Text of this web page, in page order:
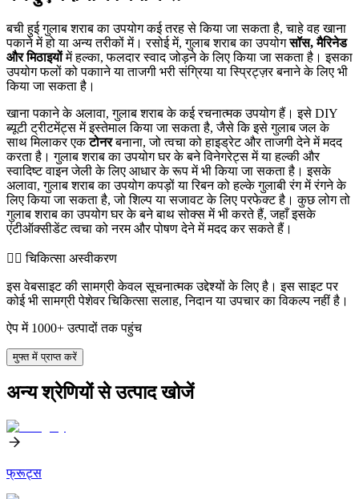
बची हुई गुलाब शराब का उपयोग कई तरह से किया जा सकता है, चाहे वह खाना
पकाने में हो या अन्य तरीकों में। रसोई में, गुलाब शराब का उपयोगसॉस, मैरिनेड
और मिठाइयोंमें हल्का, फलदार स्वाद जोड़ने के लिए किया जा सकता है। इसका
उपयोग फलों को पकााने या ताजगी भरी संग्रिया या स्प्रिट्ज़र बनाने के लिए भी
किया जा सकता है।
खाना पकाने के अलावा, गुलाब शराब के कई रचनात्मक उपयोग हैं। इसे DIY
ब्यूटी ट्रीटमेंट्स में इस्तेमाल किया जा सकता है, जैसे कि इसे गुलाब जल के
साथ मिलाकर एकटोनरबनाना, जो त्वचा को हाइड्रेट और ताजगी देने में मदद
करता है। गुलाब शराब का उपयोग घर के बने विनेगरेट्स में या हल्की और
स्वादिष्ट वाइन जेली के लिए आधार के रूप में भी किया जा सकता है। इसके
अलावा, गुलाब शराब का उपयोग कपड़ों या रिबन को हल्के गुलाबी रंग में रंगने के
लिए किया जा सकता है, जो शिल्प या सजावट के लिए परफेक्ट है। कुछ लोग तो
गुलाब शराब का उपयोग घर के बने बाथ सोक्स में भी करते हैं, जहाँ इसके
एंटीऑक्सीडेंट त्वचा को नरम और पोषण देने में मदद कर सकते हैं।
👨‍⚕️️ चिकित्सा अस्वीकरण
इस वेबसाइट की सामग्री केवल सूचनात्मक उद्देश्यों के लिए है। इस साइट पर
कोई भी सामग्री पेशेवर चिकित्सा सलाह, निदान या उपचार का विकल्प नहीं है।
ऐप में 1000+ उत्पादों तक पहुंच
मुफ्त में प्राप्त करें
अन्य श्रेणियों से उत्पाद खोजें
फ्रूट्स